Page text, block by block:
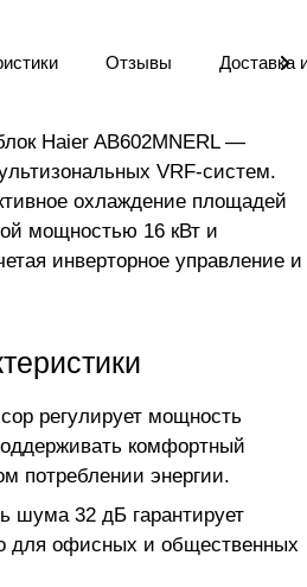
Отзывы Доставка
Haier AB602MNERL —
VRF-систем.
охлаждение площадей
мощностью 16 кВт и
инверторное управление и
регулирует мощность
комфортный
потреблении энергии.
шума 32 дБ гарантирует
для офисных и общественных